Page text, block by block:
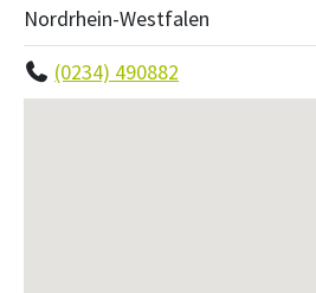
Nordrhein-Westfalen
(0234) 490882